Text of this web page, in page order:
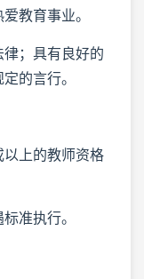
教育事业。
律；具有良好的
的言行。
以上的教师资格
准执行。